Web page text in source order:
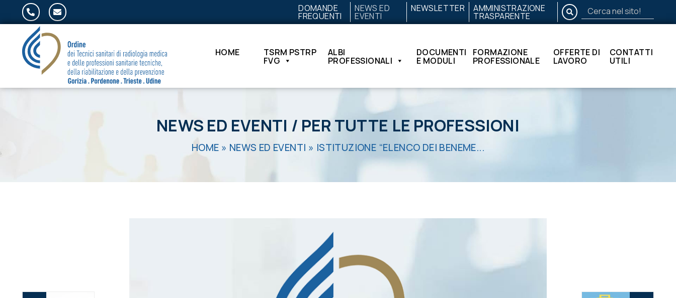
Salta al contenuto DOMANDE
FREQUENTI
NEWS ED
EVENTI
NEWSLETTER AMMINISTRAZIONE
TRASPARENTE
Cerca
HOME TSRM PSTRP
FVG
ALBI
PROFESSIONALI
DOCUMENTI
E MODULI
FORMAZIONE
PROFESSIONALE
OFFERTE DI
LAVORO
CONTATTI
UTILI
NEWS ED EVENTI / PER TUTTE LE PROFESSIONI
HOME » NEWS ED EVENTI » ISTITUZIONE “ELENCO DEI BENEME...